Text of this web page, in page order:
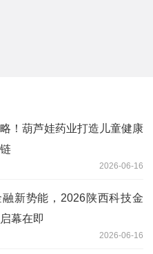
！葫芦娃药业打造儿童健康
2026-06-16
新势能，2026陕西科技金
幕在即
2026-06-16